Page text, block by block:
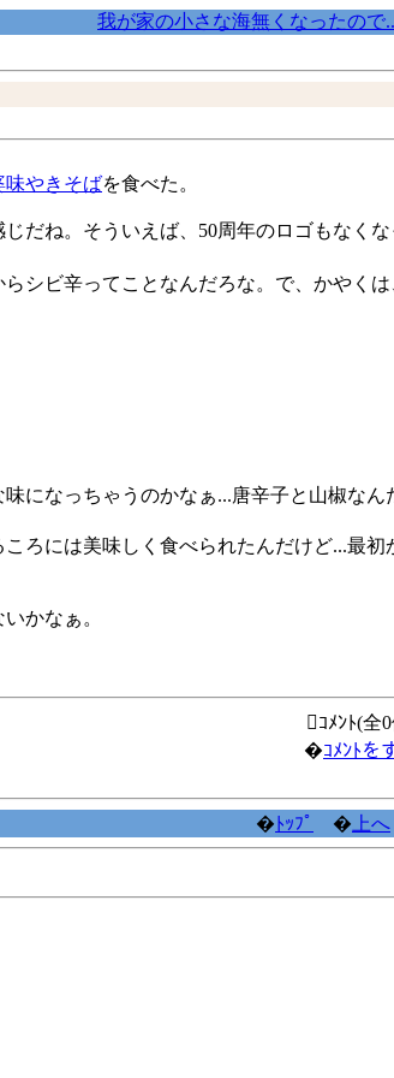
我が家の小さな海無くなったので
味やきそばを食べた。
だね。そういえば、50周年のロゴもなくな
シビ辛ってことなんだろな。で、かやくは
になっちゃうのかなぁ...唐辛子と山椒な
ろには美味しく食べられたんだけど...最
かなぁ。
ｺﾒﾝﾄ(全
�ｺﾒﾝﾄを
� ﾄｯﾌﾟ � 上へ